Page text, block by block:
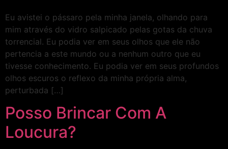
Eu avistei o pássaro pela minha janela, olhando para
mim através do vidro salpicado pelas gotas da chuva
torrencial. Eu podia ver em seus olhos que ele não
pertencia a este mundo ou a nenhum outro que eu
tivesse conhecimento. Eu podia ver em seus profundos
olhos escuros o reflexo da minha própria alma,
perturbada […]
Posso Brincar Com A
Loucura?